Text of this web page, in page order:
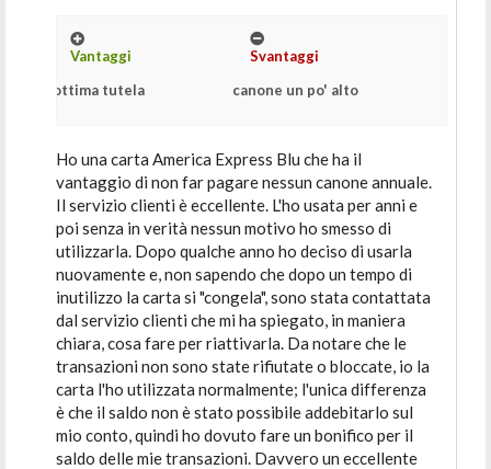
Vantaggi
ottima tutela
Svantaggi
canone un po' alto
Ho una carta America Express Blu che ha il
vantaggio di non far pagare nessun canone annuale.
Il servizio clienti è eccellente. L'ho usata per anni e
poi senza in verità nessun motivo ho smesso di
utilizzarla. Dopo qualche anno ho deciso di usarla
nuovamente e, non sapendo che dopo un tempo di
inutilizzo la carta si "congela", sono stata contattata
dal servizio clienti che mi ha spiegato, in maniera
chiara, cosa fare per riattivarla. Da notare che le
transazioni non sono state rifiutate o bloccate, io la
carta l'ho utilizzata normalmente; l'unica differenza
è che il saldo non è stato possibile addebitarlo sul
mio conto, quindi ho dovuto fare un bonifico per il
saldo delle mie transazioni. Davvero un eccellente